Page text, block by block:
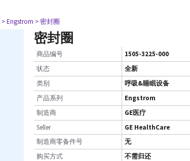
> Engstrom > 密封圈
密封圈
商品编号
1505-3225-000
状态
全新
类别
呼吸&睡眠设备
产品系列
Engstrom
制造商
GE医疗
Seller
GE HealthCare
制造商零备件号
无
购买方式
不需归还